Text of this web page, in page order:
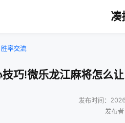
凑
胜率交流
巧!微乐龙江麻将怎么
发布时间：
发布